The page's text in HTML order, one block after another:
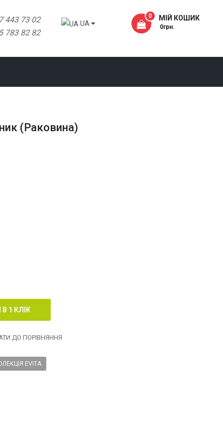
443 73 02
783 82 82
UA
МІЙ КОШИК
0
- 0грн.
(Раковина)
ДО ПОРІВНЯННЯ
EVITA